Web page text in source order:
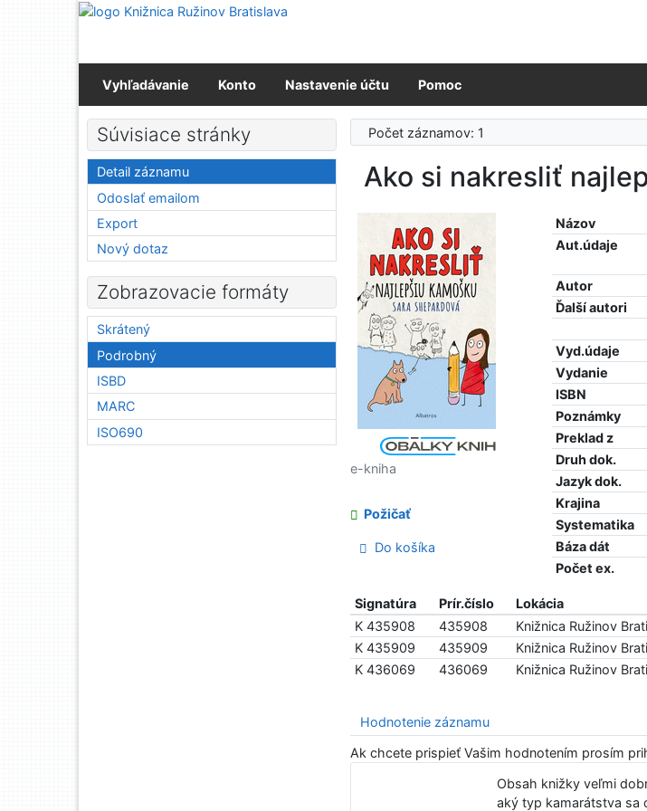
Prejsť na obsah
Vyhľadávanie Konto Nastavenie účtu Pomoc
Počet záznamov: 1
Ako si nakresliť
Názov
Aut.údaje
Autor
Ďalší autori
Vyd.údaje
Vydanie
ISBN
Poznámky
Preklad z
Druh dok.
Jazyk dok.
Krajina
Systematika
Báza dát
Počet ex.
e-kniha
Požičať
Do košíka
Signatúra Prír.číslo Lokácia
K 435908
435908 Knižnica Ružinov
K 435909
435909 Knižnica Ružinov
K 436069
436069 Knižnica Ružinov
Hodnotenie záznamu
Ak chcete prispieť Vašim hodnotením prosím
Obsah knižky veľmi
aký typ kamarátstva sa
Súvisiace stránky
Detail záznamu
Odoslať emailom
Export
Nový dotaz
Zobrazovacie formáty
Skrátený
Podrobný
ISBD
MARC
ISO690